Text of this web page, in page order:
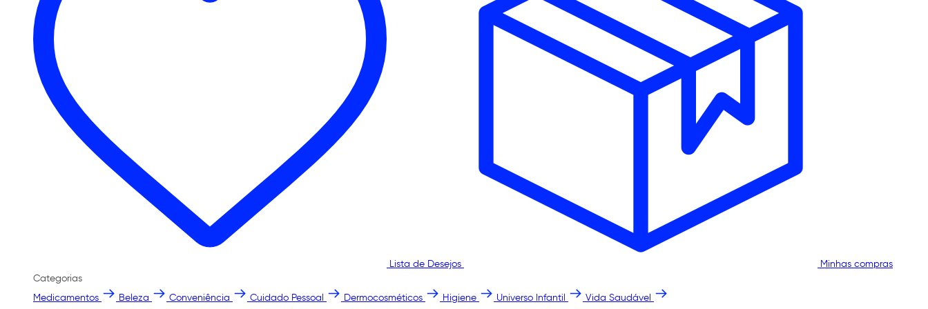
Lista de Desejos
Minhas compras
Categorias
Medicamentos
Beleza Conveniência Cuidado Pessoal Dermocosméticos Higiene Universo Infantil Vida Saudável